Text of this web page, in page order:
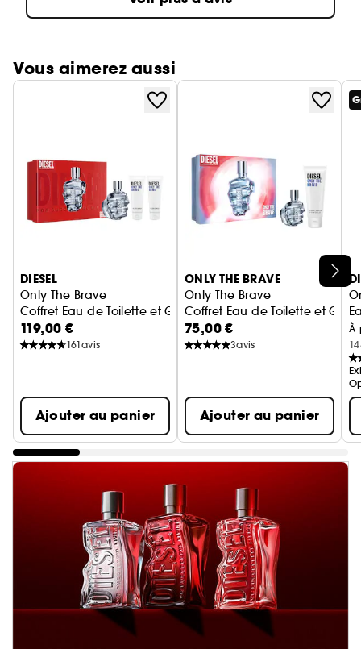
Vous aimerez aussi
Ignorer le carrousel produits
DIESEL
Only The Brave
Coffret Eau de Toilette et Gels Douche
119,00 €
161avis
Ajouter au panier
ONLY THE BRAVE
Only The Brave
Coffret Eau de Toilette et Gel
75,00 €
3avis
Ajouter au panier
À